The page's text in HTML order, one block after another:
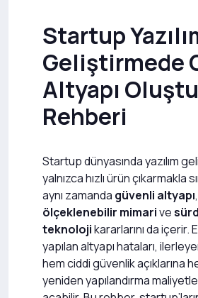
Startup
Geliştirmede
Altyapı
Rehberi
Startup dünyasında yazılım
yalnızca hızlı ürün çıkarmakla
aynı zamanda güvenli altyapı,
ölçeklenebilir mimarive
teknolojikararlarını da içerir.
yapılan altyapı hataları,
hem ciddi güvenlik açıklarına
yeniden yapılandırma